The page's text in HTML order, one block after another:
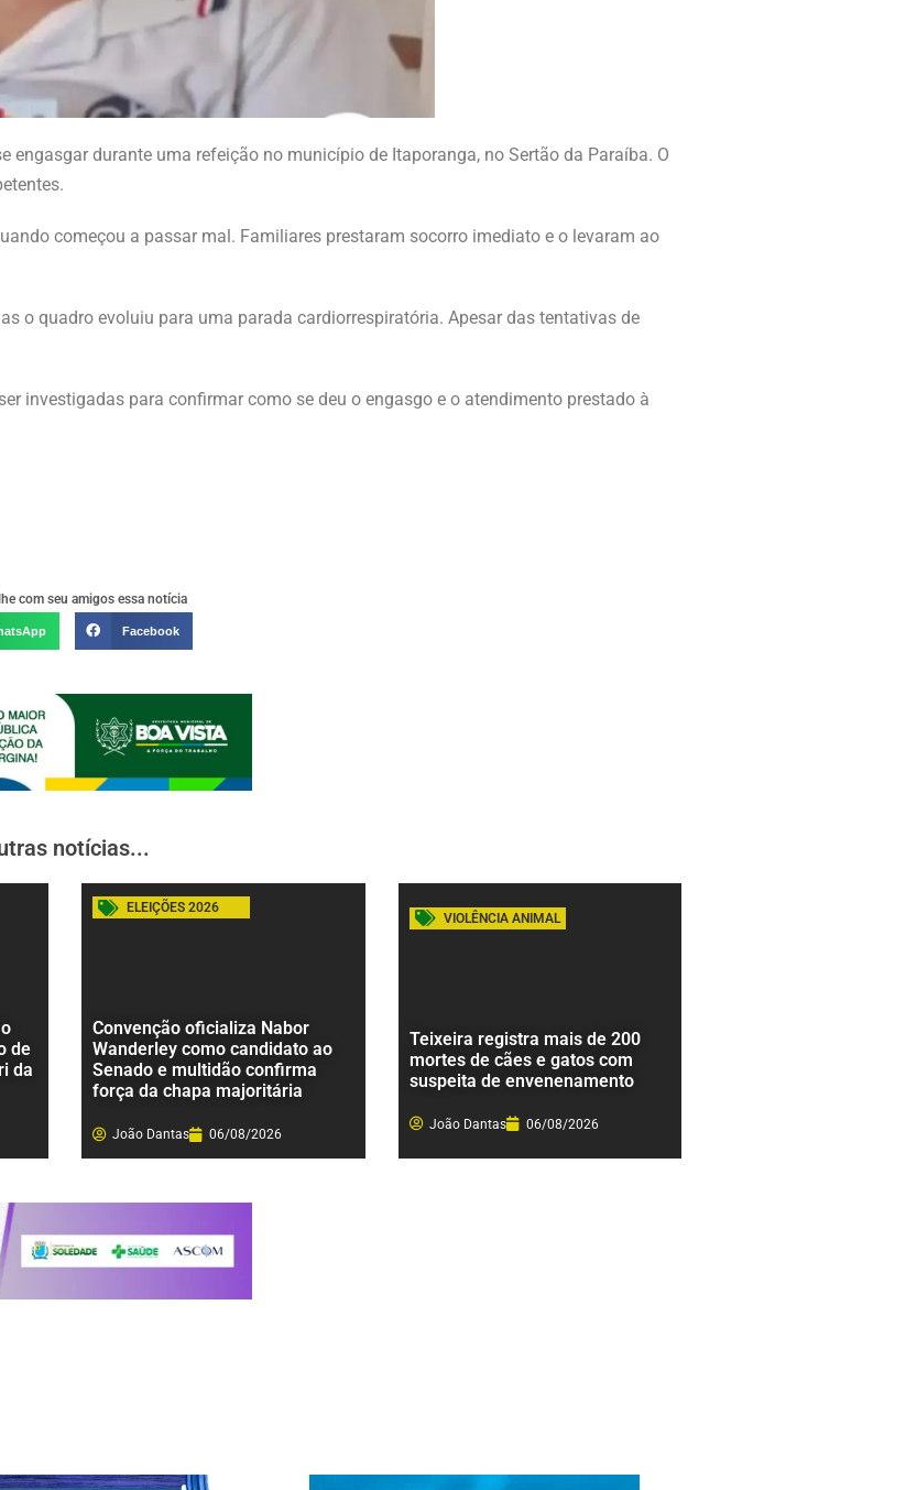
engasgar durante uma refeição no município de Itaporanga, no Sertão da Paraíba. O
começou a passar mal. Familiares prestaram socorro imediato e o levaram ao
o quadro evoluiu para uma parada cardiorrespiratória. Apesar das tentativas de
investigadas para confirmar como se deu o engasgo e o atendimento prestado à
com seu amigos essa notícia
Facebook
notícias...
de
da
ELEIÇÕES 2026
Convenção oficializa Nabor
Wanderley como candidato ao
Senado e multidão confirma
força da chapa majoritária
João Dantas 06/08/2026
VIOLÊNCIA ANIMAL
Teixeira registra mais de 200
mortes de cães e gatos com
suspeita de envenenamento
João Dantas 06/08/2026